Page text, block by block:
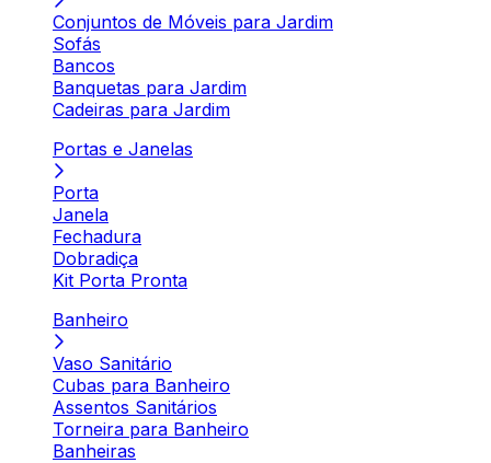
Conjuntos de Móveis para Jardim
Sofás
Bancos
Banquetas para Jardim
Cadeiras para Jardim
Portas e Janelas
Porta
Janela
Fechadura
Dobradiça
Kit Porta Pronta
Banheiro
Vaso Sanitário
Cubas para Banheiro
Assentos Sanitários
Torneira para Banheiro
Banheiras